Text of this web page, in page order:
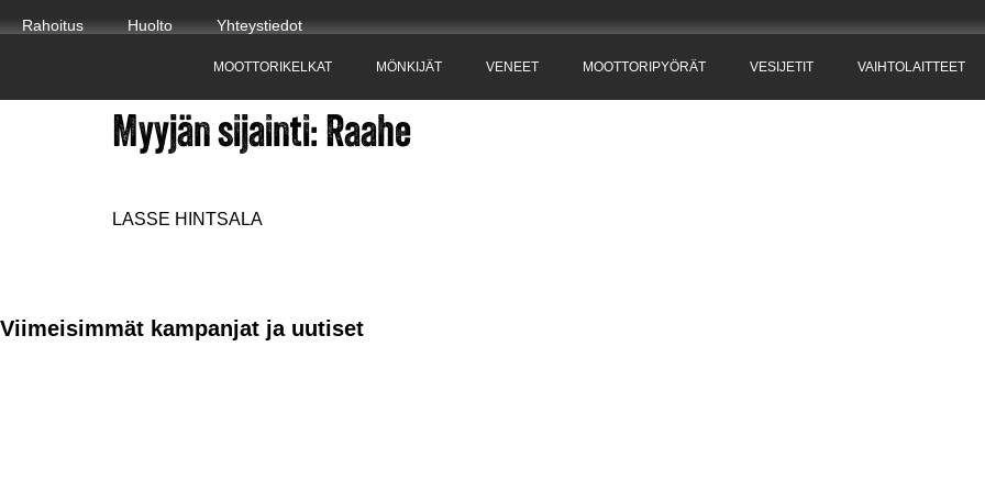
Rahoitus Huolto Yhteystiedot
MOOTTORIKELKAT MÖNKIJÄT VENEET MOOTTORIPYÖRÄT VESIJETIT VAIHTOLAITTEET
Myyjän sijainti: Raahe
LASSE HINTSALA
Viimeisimmät kampanjat ja uutiset